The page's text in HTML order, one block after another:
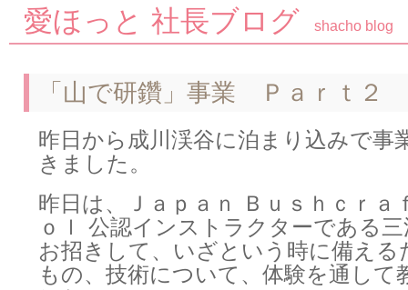
愛ほっと 社長ブログ shacho blog
「山で研鑽」事業 Ｐａｒｔ２
昨日から成川渓谷に泊まり込みで事
きました。
昨日は、Ｊａｐａｎ Ｂｕｓｈｃｒａ
ｏｌ 公認インストラクターである
お招きして、いざという時に備える
もの、技術について、体験を通して